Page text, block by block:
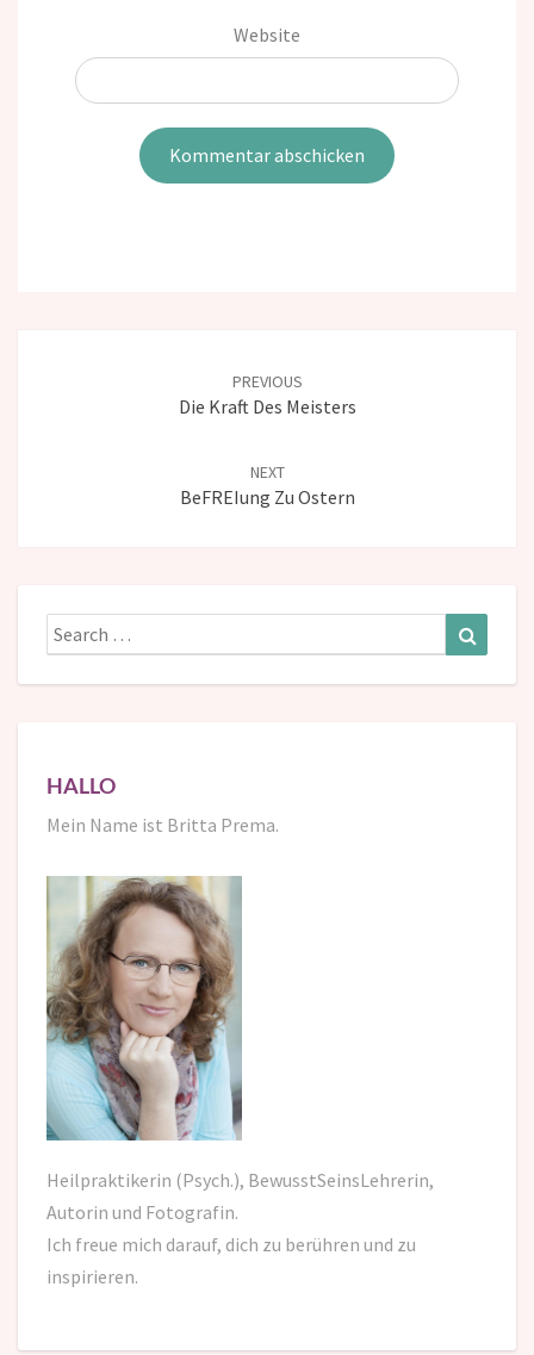
Website
PREVIOUS
Die Kraft Des Meisters
NEXT
BeFREIung Zu Ostern
Search
for:
HALLO
Mein Name ist Britta Prema.
Heilpraktikerin (Psych.), BewusstSeinsLehrerin,
Autorin und Fotografin.
Ich freue mich darauf, dich zu berühren und zu
inspirieren.